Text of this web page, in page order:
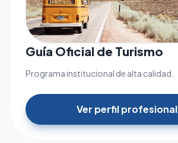
Guía Oficial de Turismo
Programa institucional de alta calidad.
Ver perfil profesional